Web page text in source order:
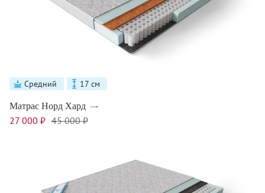
Средний 17 см
Матрас Норд Хард
27 000 ₽ 45 000 ₽